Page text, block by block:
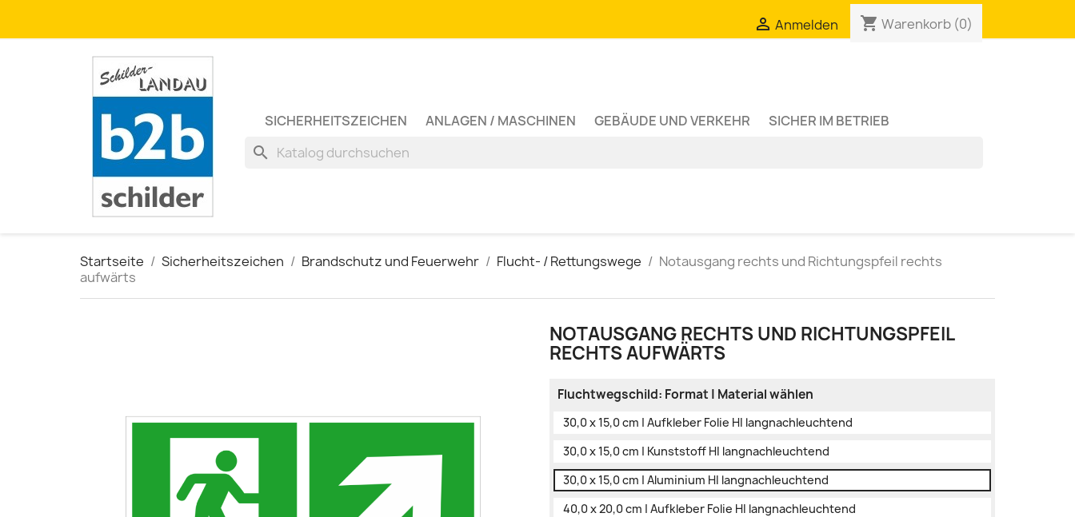
 Anmelden shopping_cart Warenkorb (0)
SICHERHEITSZEICHEN ANLAGEN / MASCHINEN GEBÄUDE UND VERKEHR SICHER IM BETRIEB
search
Startseite Sicherheitszeichen Brandschutz und Feuerwehr Flucht- / Rettungswege
Notausgang rechts und Richtungspfeil rechts
aufwärts
NOTAUSGANG RECHTS UND RICHTUNGSPFEIL
RECHTS AUFWÄRTS
Fluchtwegschild: Format | Material wählen
30,0 x 15,0 cm | Aufkleber Folie HI langnachleuchtend
30,0 x 15,0 cm | Kunststoff HI langnachleuchtend
30,0 x 15,0 cm | Aluminium HI langnachleuchtend
40,0 x 20,0 cm | Aufkleber Folie HI langnachleuchtend